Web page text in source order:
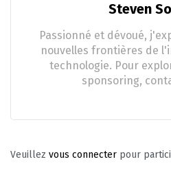
Steven
Passionné et dévoué,
nouvelles frontières de
technologie. Pour
sponsoring,
Veuillez vous connecter pour